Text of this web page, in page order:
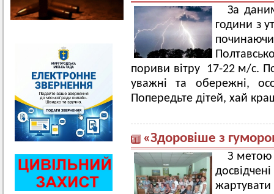
За
години з
пориви вітру 17-22 м/с.
уважні та обережні,
Попередьте дітей, хай
«Здоровіше з
З метою